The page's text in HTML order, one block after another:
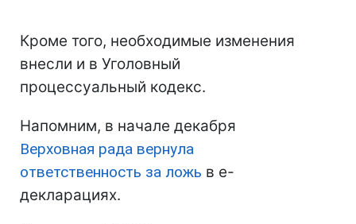
Кроме того, необходимые изменения
внесли и в Уголовный
процессуальный кодекс.
Напомним, в начале декабря
Верховная рада вернула
ответственность за ложь в е-
декларациях.